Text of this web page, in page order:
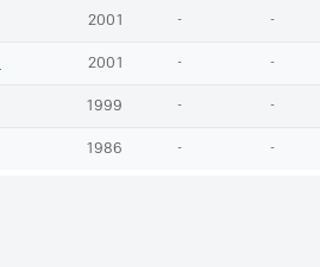
2001 - -
2001 - -
1999 - -
1986 - -